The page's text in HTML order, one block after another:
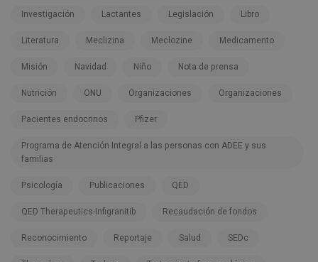
Investigación Lactantes Legislación Libro
Literatura Meclizina Meclozine Medicamento
Misión Navidad Niño Nota de prensa
Nutrición ONU Organizaciones Organizaciones
Pacientes endocrinos Pfizer
Programa de Atención Integral a las personas con ADEE y sus
familias
Psicología Publicaciones QED
QED Therapeutics-Infigranitib Recaudación de fondos
Reconocimiento Reportaje Salud SEDc